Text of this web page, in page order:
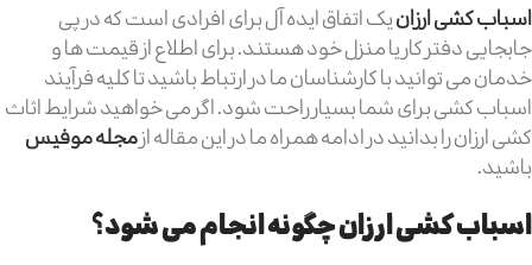
اسباب کشی ارزانیک اتفاق ایده آل برای افرادی است که در پی
جابجایی دفتر کار یا منزل خود هستند. برای اطلاع از قیمت ها و
خدمان می توانید با کارشناسان ما در ارتباط باشید تا کلیه فرآیند
اسباب کشی برای شما بسیار راحت شود. اگر می خواهید شرایط اثاث
کشی ارزان را بدانید در ادامه همراه ما در این مقاله ازمجله موفیس
باشید.
اسباب کشی ارزان چگونه انجام می شود؟